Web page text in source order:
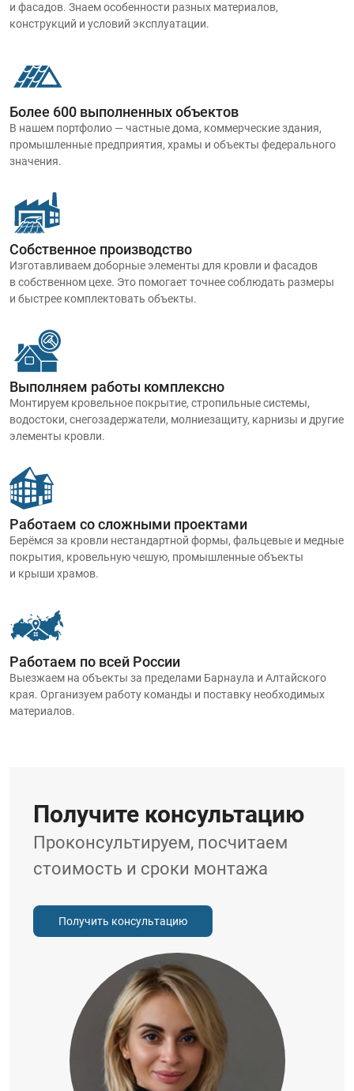
и фасадов. Знаем особенности разных материалов,
конструкций и условий эксплуатации.
Более 600 выполненных объектов
В нашем портфолио — частные дома, коммерческие здания,
промышленные предприятия, храмы и объекты федерального
значения.
Собственное производство
Изготавливаем доборные элементы для кровли и фасадов
в собственном цехе. Это помогает точнее соблюдать размеры
и быстрее комплектовать объекты.
Выполняем работы комплексно
Монтируем кровельное покрытие, стропильные системы,
водостоки, снегозадержатели, молниезащиту, карнизы и другие
элементы кровли.
Работаем со сложными проектами
Берёмся за кровли нестандартной формы, фальцевые и медные
покрытия, кровельную чешую, промышленные объекты
и крыши храмов.
Работаем по всей России
Выезжаем на объекты за пределами Барнаула и Алтайского
края. Организуем работу команды и поставку необходимых
материалов.
Получите консультацию
Проконсультируем, посчитаем
стоимость и сроки монтажа
Получить консультацию